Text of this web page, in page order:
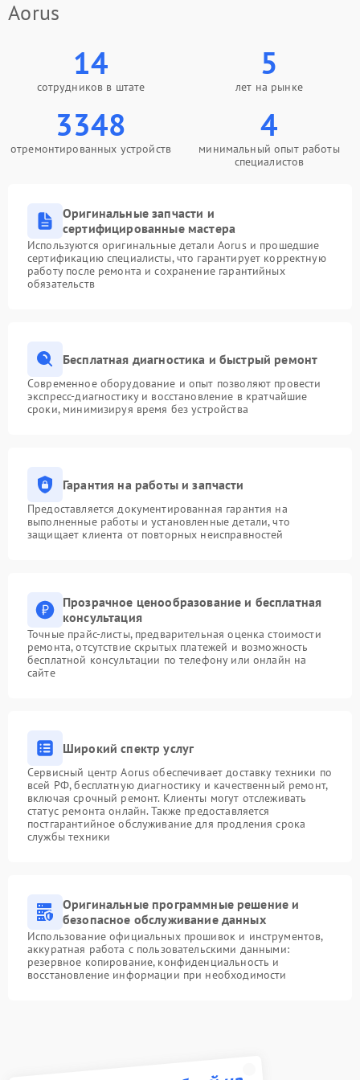
Неисправность системы
Поломка системы защиты
от перенапряжения
Подробнее →
Поломка системы защиты
от замыкания
Подробнее →
Aorus
14
сотрудников в штате
5
лет на рынке
3348
отремонтированных устройств
4
минимальный опыт работы
специалистов
Оригинальные запчасти и
сертифицированные мастера
Используются оригинальные детали Aorus и прошедшие
сертификацию специалисты, что гарантирует корректную
работу после ремонта и сохранение гарантийных
обязательств
Бесплатная диагностика и быстрый ремонт
Современное оборудование и опыт позволяют провести
экспресс-диагностику и восстановление в кратчайшие
сроки, минимизируя время без устройства
Гарантия на работы и запчасти
Предоставляется документированная гарантия на
выполненные работы и установленные детали, что
защищает клиента от повторных неисправностей
Прозрачное ценообразование и бесплатная
консультация
Точные прайс-листы, предварительная оценка стоимости
ремонта, отсутствие скрытых платежей и возможность
бесплатной консультации по телефону или онлайн на
сайте
Широкий спектр услуг
Сервисный центр Aorus обеспечивает доставку техники по
всей РФ, бесплатную диагностику и качественный ремонт,
включая срочный ремонт. Клиенты могут отслеживать
статус ремонта онлайн. Также предоставляется
постгарантийное обслуживание для продления срока
службы техники
Оригинальные программные решение и
безопасное обслуживание данных
Использование официальных прошивок и инструментов,
аккуратная работа с пользовательскими данными:
резервное копирование, конфиденциальность и
восстановление информации при необходимости